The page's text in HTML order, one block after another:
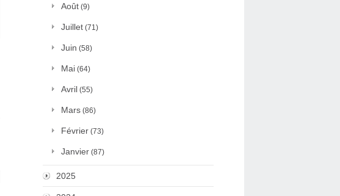
Août (9)
Juillet (71)
Juin (58)
Mai (64)
Avril (55)
Mars (86)
Février (73)
Janvier (87)
2025